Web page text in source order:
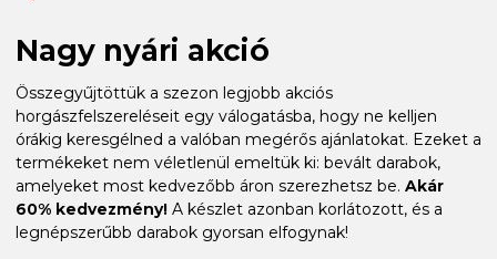
Nagy nyári akció
Összegyűjtöttük a szezon legjobb akciós
horgászfelszereléseit egy válogatásba, hogy ne kelljen
órákig keresgélned a valóban megérős ajánlatokat. Ezeket a
termékeket nem véletlenül emeltük ki: bevált darabok,
amelyeket most kedvezőbb áron szerezhetsz be. Akár
60% kedvezmény! A készlet azonban korlátozott, és a
legnépszerűbb darabok gyorsan elfogynak!